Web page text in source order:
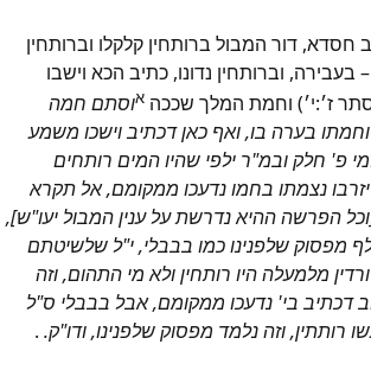
חסדא, דור המבול ברותחין קלקלו וברותחין
בעבירה, וברותחין נדונו, כתיב הכא וישבו
ז׳:י׳) וחמת המלך שככה אוסתם חמה
בערה בו, ואף כאן דכתיב וישכו משמע
פ' חלק ובמ"ר ילפי שהיו המים רותחים
נצמתו בחמו נדעכו ממקומם, אל תקרא
הפרשה ההיא נדרשת על ענין המבול יעו"ש],
מפסוק שלפנינו כמו בבבלי, י"ל שלשיטתם
מלמעלה היו רותחין ולא מי התהום, וזה
דכתיב בי' נדעכו ממקומם, אבל בבבלי ס"ל
רותתין, וזה נלמד מפסוק שלפנינו, ודו"ק. .